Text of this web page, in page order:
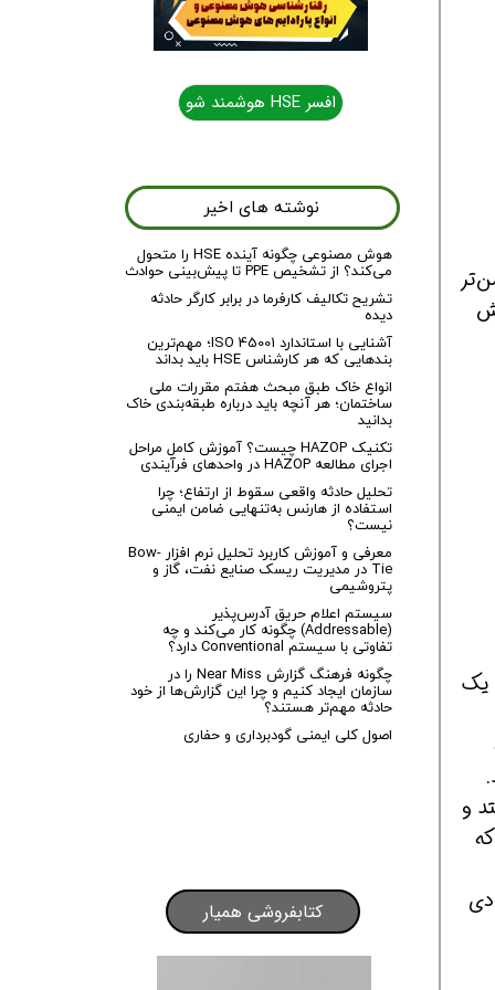
یک
و
هوش مصنوعی چگونه آینده HSE را متحول
می‌کند؟ از تشخیص PPE تا پیش‌بینی حوادث
تشریح تکالیف کارفرما در برابر کارگر حادثه
دیده
آشنایی با استاندارد ISO 45001؛ مهم‌ترین
بندهایی که هر کارشناس HSE باید بداند
انواع خاک طبق مبحث هفتم مقررات ملی
ساختمان؛ هر آنچه باید درباره طبقه‌بندی خاک
بدانید
تکنیک HAZOP چیست؟ آموزش کامل مراحل
اجرای مطالعه HAZOP در واحدهای فرآیندی
تحلیل حادثه واقعی سقوط از ارتفاع؛ چرا
استفاده از هارنس به‌تنهایی ضامن ایمنی
نیست؟
معرفی و آموزش کاربرد تحلیل نرم افزار Bow-
Tie در مدیریت ریسک صنایع نفت، گاز و
پتروشیمی
سیستم اعلام حریق آدرس‌پذیر
(Addressable) چگونه کار می‌کند و چه
تفاوتی با سیستم Conventional دارد؟
چگونه فرهنگ گزارش Near Miss را در
سازمان ایجاد کنیم و چرا این گزارش‌ها از خود
حادثه مهم‌تر هستند؟
اصول کلی ایمنی گودبرداری و حفاری
نوشته های اخیر
کتابفروشی همیار
افسر HSE هوشمند شو